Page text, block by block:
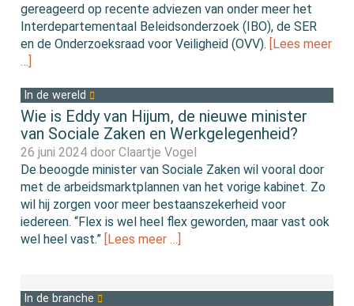
gereageerd op recente adviezen van onder meer het
Interdepartementaal Beleidsonderzoek (IBO), de SER
en de Onderzoeksraad voor Veiligheid (OVV). [Lees meer
…]
In de wereld
Wie is Eddy van Hijum, de nieuwe minister
van Sociale Zaken en Werkgelegenheid?
26 juni 2024 doorClaartje Vogel
De beoogde minister van Sociale Zaken wil vooral door
met de arbeidsmarktplannen van het vorige kabinet. Zo
wil hij zorgen voor meer bestaanszekerheid voor
iedereen. “Flex is wel heel flex geworden, maar vast ook
wel heel vast.” [Lees meer …]
In de branche